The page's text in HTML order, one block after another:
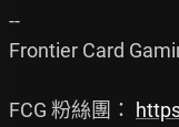
--
Frontier Card
FCG 粉絲團：